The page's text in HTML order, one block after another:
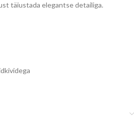
täiustada elegantse detailiga.